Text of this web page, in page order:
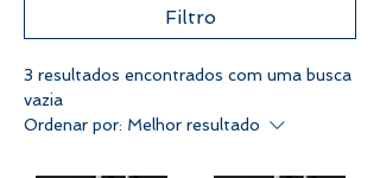
Filtro
3 resultados encontrados com uma busca
vazia
Ordenar por: Melhor resultado